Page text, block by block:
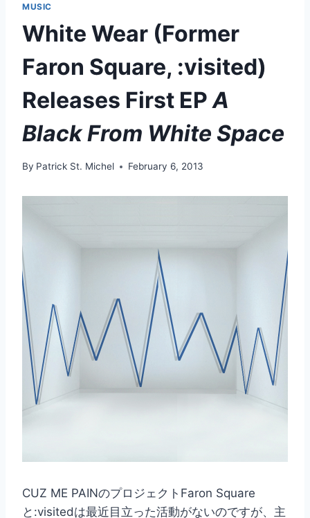
MUSIC
White Wear (Former
Faron Square, :visited)
Releases First EP A
Black From White Space
By Patrick St. Michel February 6, 2013
CUZ ME PAINのプロジェクトFaron Square
と:visitedは最近目立った活動がないのですが、主